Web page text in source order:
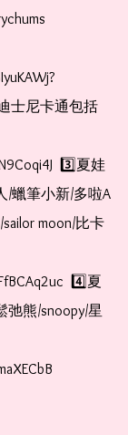
士尼卡通包括
3️⃣夏娃
/蠟筆小新/多啦A
moon/比卡
4️⃣夏
熊/snoopy/星